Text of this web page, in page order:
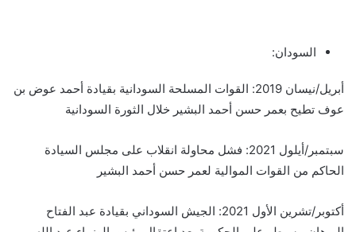
السودان:
أبريل/نيسان 2019: القوات المسلحة السودانية بقيادة أحمد عوض بن
عوف تطيح بعمر حسن أحمد البشير خلال الثورة السودانية
سبتمبر/أيلول 2021: فشل محاولة انقلاب على مجلس السيادة
الحاكم من القوات الموالية لعمر حسن أحمد البشير
أكتوبر/تشرين الأول 2021: الجيش السوداني بقيادة عبد الفتاح